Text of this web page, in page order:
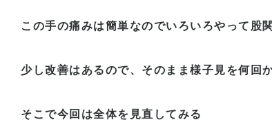
この手の痛みは簡単なのでいろいろやって股
少し改善はあるので、そのまま様子見を何回
そこで今回は全体を見直してみる